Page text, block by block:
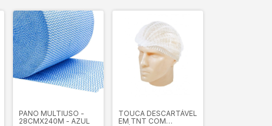
PANO MULTIUSO -
28CMX240M - AZUL
TOUCA DESCARTÁVEL
EM TNT COM